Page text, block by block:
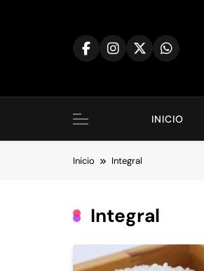
INICIO
Inicio Integral
Integral